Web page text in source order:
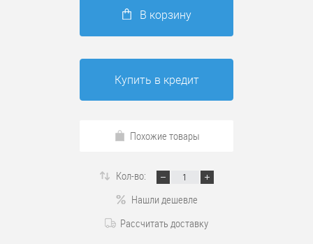
В корзину
Купить в кредит
Похожие товары
Кол-во:
Нашли дешевле
Рассчитать доставку